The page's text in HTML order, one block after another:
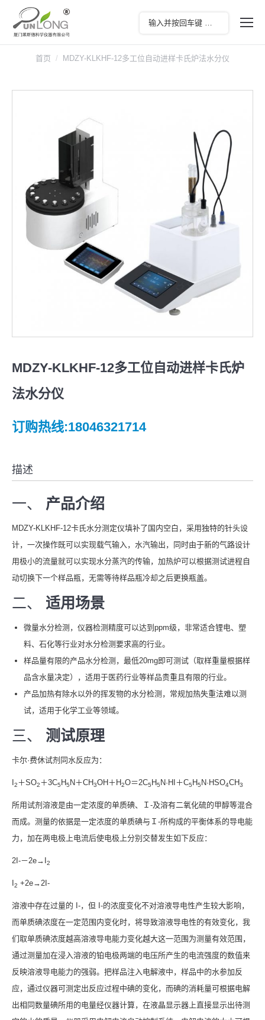
首页 MDZY-KLKHF-12多工位自动进样卡氏炉法水分仪
MDZY-KLKHF-12多工位自动进样卡氏炉
法水分仪
订购热线:18046321714
描述
一、 产品介绍
MDZY-KLKHF-12卡氏水分测定仪填补了国内空白，采用独特的针头设
计，一次操作既可以实现载气输入，水汽输出，同时由于新的气路设计
用极小的流量就可以实现水分蒸汽的传输，加热炉可以根据测试进程自
动切换下一个样品瓶，无需等待样品瓶冷却之后更换瓶盖。
二、 适用场景
微量水分检测，仪器检测精度可以达到ppm级，非常适合锂电、塑
料、石化等行业对水分检测要求高的行业。
样品量有限的产品水分检测，最低20mg即可测试（取样重量根据样
品含水量决定），适用于医药行业等样品贵重且有限的行业。
产品加热有除水以外的挥发物的水分检测，常规加热失重法难以测
试，适用于化学工业等领域。
三、 测试原理
卡尔·费休试剂同水反应为：
2＋SO2＋3C5 H5 N＋CH3OH＋H2O＝2C5 H5 N·HI＋C5 H5 N·HSO4CH3
所用试剂溶液是由一定浓度的单质碘、Ｉ-及溶有二氧化硫的甲醇等混合
而成。测量的依据是一定浓度的单质碘与Ｉ-所构成的平衡体系的导电能
力，加在两电极上电流后使电极上分别交替发生如下反应：
2I-－2e→I 2
2 +2e→2I-
溶液中存在过量的 I-，但 I-的浓度变化不对溶液导电性产生较大影响，
而单质碘浓度在一定范围内变化时，将导致溶液导电性的有效变化，我
们取单质碘浓度越高溶液导电能力变化越大这一范围为测量有效范围，
通过测量加在浸入溶液的铂电极两端的电压所产生的电流强度的数值来
反映溶液导电能力的强弱。把样品注入电解液中，样品中的水参加反
应，通过仪器可测定出反应过程中碘的变化，而碘的消耗量可根据电解
出相同数量碘所用的电量经仪器计算，在液晶显示器上直接显示出待测